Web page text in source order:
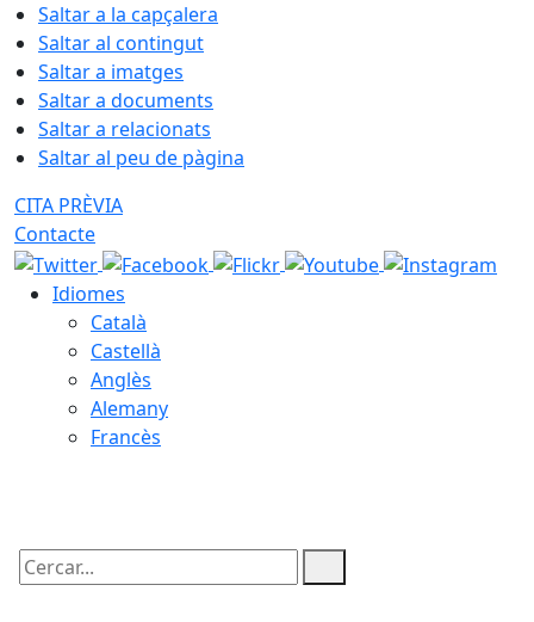
Saltar a la capçalera
Saltar al contingut
Saltar a imatges
Saltar a documents
Saltar a relacionats
Saltar al peu de pàgina
CITA PRÈVIA
Contacte
Idiomes
Català
Castellà
Anglès
Alemany
Francès
Cercar: